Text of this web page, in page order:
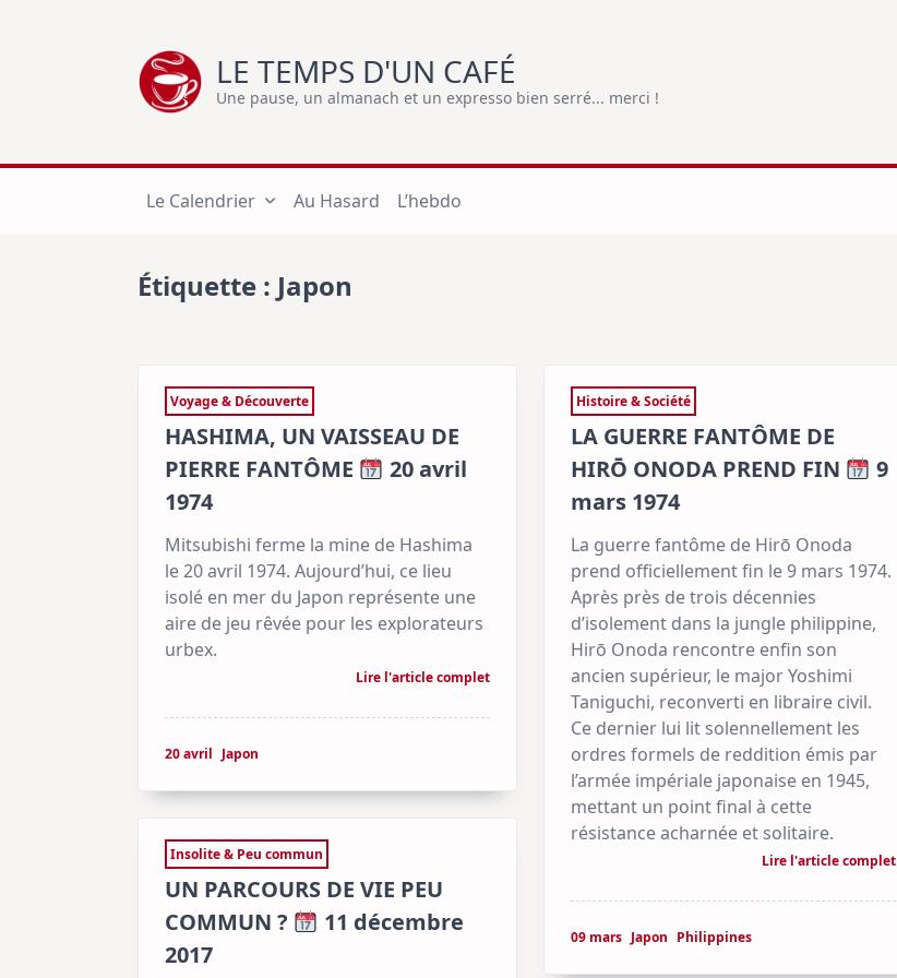
LE TEMPS D'UN CAFÉ
Une pause, un almanach et un expresso bien serré... merci !
Le Calendrier Au Hasard L’hebdo
Étiquette : Japon
Voyage & Découverte
HASHIMA, UN VAISSEAU DE
PIERRE FANTÔME
20 avril
1974
Mitsubishi ferme la mine de Hashima
le 20 avril 1974. Aujourd’hui, ce lieu
isolé en mer du Japon représente une
aire de jeu rêvée pour les explorateurs
urbex.
Lire l'article complet
20 avril Japon
Histoire & Société
LA GUERRE FANTÔME DE
HIRŌ ONODA PREND FIN
9
mars 1974
La guerre fantôme de Hirō Onoda
prend officiellement fin le 9 mars 1974.
Après près de trois décennies
d’isolement dans la jungle philippine,
Hirō Onoda rencontre enfin son
ancien supérieur, le major Yoshimi
Taniguchi, reconverti en libraire civil.
Ce dernier lui lit solennellement les
ordres formels de reddition émis par
l’armée impériale japonaise en 1945,
mettant un point final à cette
résistance acharnée et solitaire.
Lire l'article complet
09 mars Japon Philippines
Insolite & Peu commun
UN PARCOURS DE VIE PEU
COMMUN ?
11 décembre
2017